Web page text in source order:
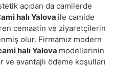
açıdan da camilerde
halı Yalova ile camide
cemaatin ve ziyaretçilerin
olur. Firmamız modern
halı Yalova modellerinin
avantajlı ödeme koşulları